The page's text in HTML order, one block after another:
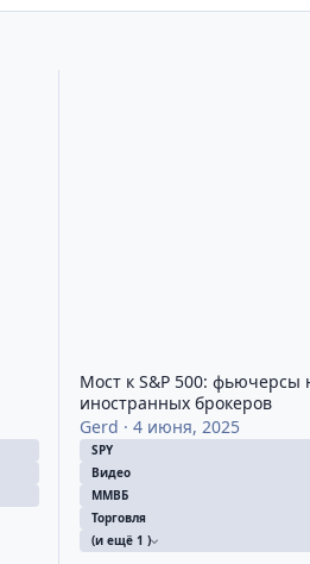
Мост к S&P 500: фьючерсы
иностранных брокеров
Gerd ·4 июня, 2025
SPY
Видео
ММВБ
Торговля
(и ещё 1 )